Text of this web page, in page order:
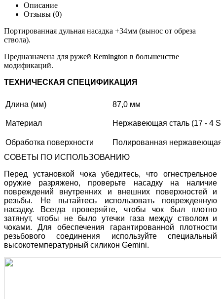
Описание
Отзывы (0)
Портированная дульная насадка +34мм (вынос от обреза
ствола).
Предназначена для ружей Remington в большенстве
модификаций.
ТЕХНИЧЕСКАЯ СПЕЦИФИКАЦИЯ
Длина (мм) 87,0 мм
Материал Нержавеющая сталь (17 - 4
Обработка поверхности
Полированная
СОВЕТЫ ПО ИСПОЛЬЗОВАНИЮ
Перед установкой чока убедитесь, что огнестрельное
оружие разряжено, проверьте насадку на наличие
повреждений внутренних и внешних поверхностей и
резьбы. Не пытайтесь использовать поврежденную
насадку. Всегда проверяйте, чтобы чок был плотно
затянут, чтобы не было утечки газа между стволом и
чоками. Для обеспечения гарантированной плотности
резьбового соединения используйте специальный
высокотемпературный силикон Gemini.